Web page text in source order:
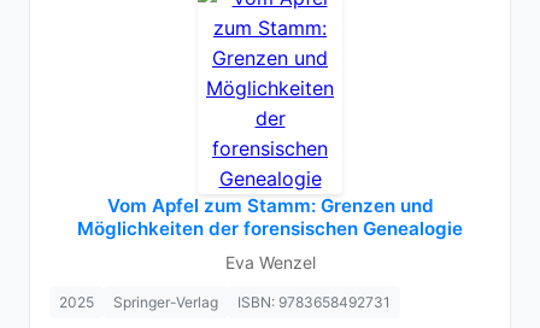
Vom Apfel zum Stamm: Grenzen und
Möglichkeiten der forensischen Genealogie
Eva Wenzel
2025 Springer-Verlag ISBN: 9783658492731